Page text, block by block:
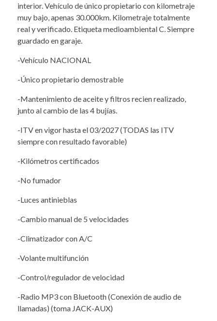
interior. Vehículo de único propietario con kilometraje
muy bajo, apenas 30.000km. Kilometraje totalmente
real y verificado. Etiqueta medioambiental C. Siempre
guardado en garaje.
-Vehículo NACIONAL
-Único propietario demostrable
-Mantenimiento de aceite y filtros recien realizado,
junto al cambio de las 4 bujías.
-ITV en vigor hasta el 03/2027 (TODAS las ITV
siempre con resultado favorable)
-Kilómetros certificados
-No fumador
-Luces antinieblas
-Cambio manual de 5 velocidades
-Climatizador con A/C
-Volante multifunción
-Control/regulador de velocidad
-Radio MP3 con Bluetooth (Conexión de audio de
llamadas) (toma JACK-AUX)